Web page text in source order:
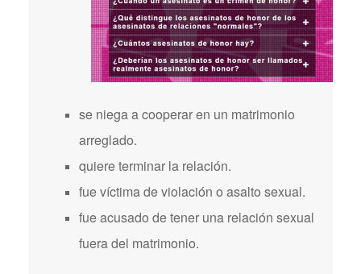
se niega a cooperar en un matrimonio
arreglado.
quiere terminar la relación.
fue víctima de violación o asalto sexual.
fue acusado de tener una relación sexual
fuera del matrimonio.